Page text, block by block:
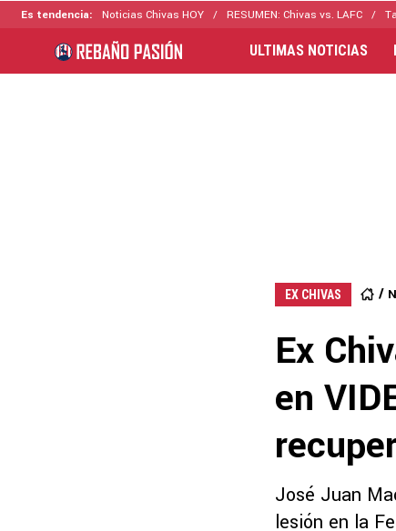
Es tendencia: Noticias Chivas HOY RESUMEN: Chivas vs. LAFC
ULTIMAS NOTICIAS
EX CHIVAS
Ex
en
José Juan
lesión en la